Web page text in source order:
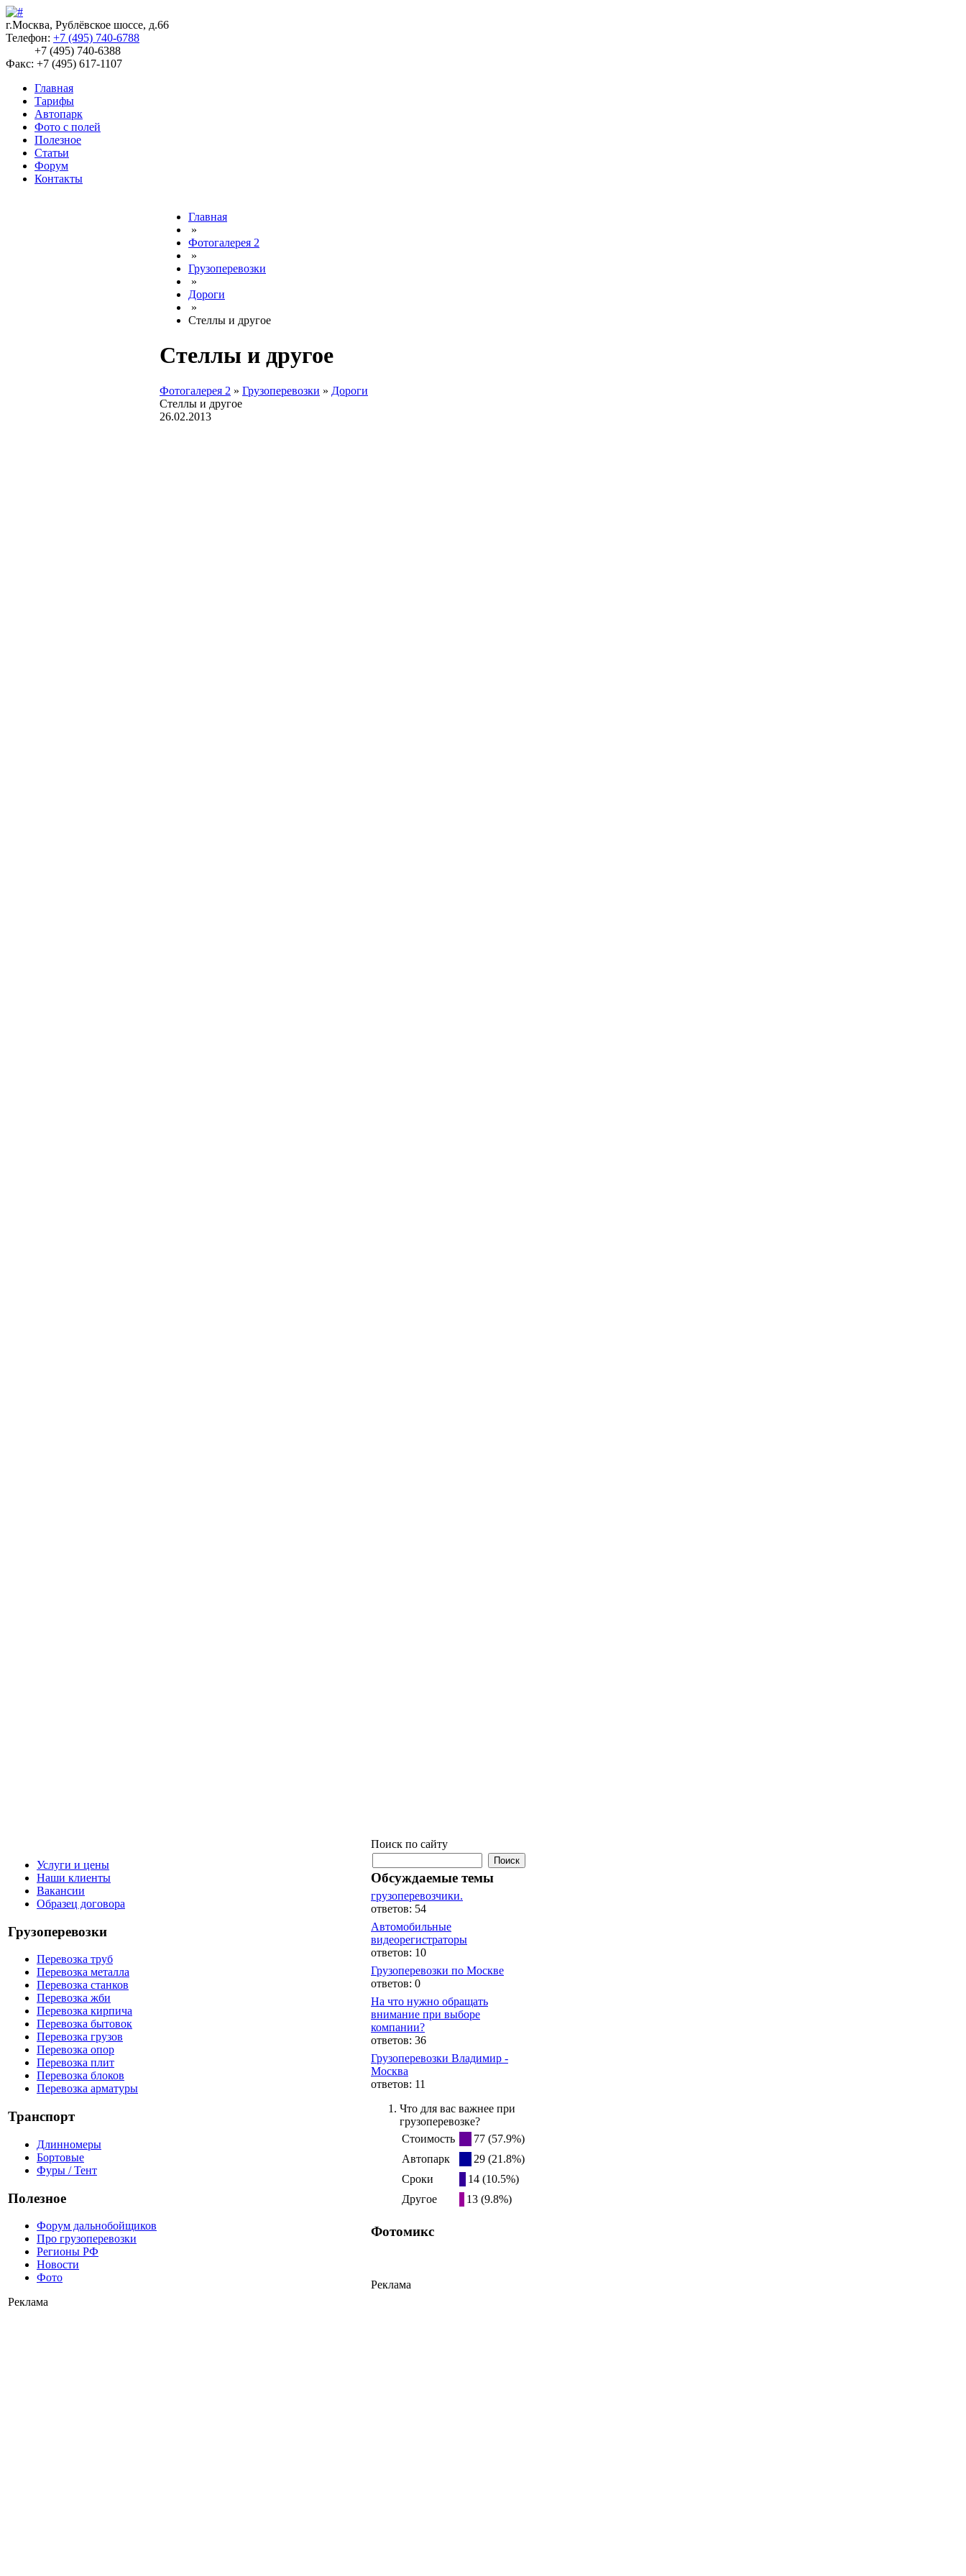
г.Москва, Рублёвское шоссе, д.66
Телефон: +7 (495) 740-6788
+7 (495) 740-6388
Факс: +7 (495) 617-1107
Главная
Тарифы
Автопарк
Фото с полей
Полезное
Статьи
Форум
Контакты
Услуги и цены
Наши клиенты
Вакансии
Образец договора
Грузоперевозки
Перевозка труб
Перевозка металла
Перевозка станков
Перевозка жби
Перевозка кирпича
Перевозка бытовок
Перевозка грузов
Перевозка опор
Перевозка плит
Перевозка блоков
Перевозка арматуры
Транспорт
Длинномеры
Бортовые
Фуры / Тент
Полезное
Форум дальнобойщиков
Про грузоперевозки
Регионы РФ
Новости
Фото
Реклама
Главная
»
Фотогалерея 2
»
Грузоперевозки
»
Дороги
»
Стеллы и другое
Стеллы и другое
Фотогалерея 2 » Грузоперевозки » Дороги
Стеллы и другое
26.02.2013
Поиск по сайту
Обсуждаемые темы
грузоперевозчики.
ответов: 54
Автомобильные
видеорегистраторы
ответов: 10
Грузоперевозки по Москве
ответов: 0
На что нужно обращать
внимание при выборе
компании?
ответов: 36
Грузоперевозки Владимир -
Москва
ответов: 11
Что для вас важнее при
грузоперевозке?
Стоимость
77 (57.9%)
Автопарк
29 (21.8%)
Сроки
14 (10.5%)
Другое
13 (9.8%)
Фотомикс
Реклама